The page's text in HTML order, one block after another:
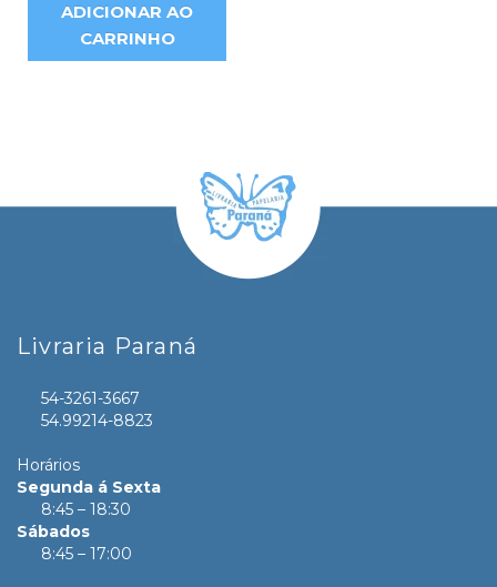
ADICIONAR AO
CARRINHO
Livraria Paraná
54-3261-3667
54.99214-8823
Horários
Segunda á Sexta
8:45 – 18:30
Sábados
8:45 – 17:00